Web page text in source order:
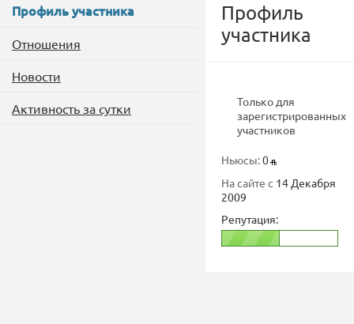
Профиль участника
Отношения
Новости
Активность за сутки
Профиль
участника
Только для
зарегистрированных
участников
Ньюсы:0
На сайте с 14 Декабря
2009
Репутация: